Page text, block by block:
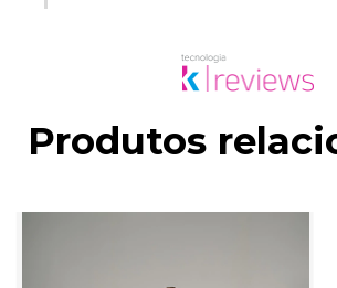
Produtos